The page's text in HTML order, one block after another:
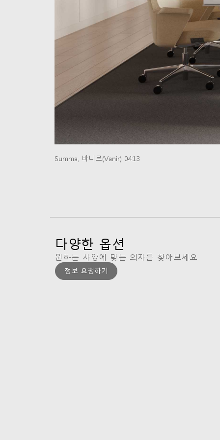
SIGN
비밀
Summa, 바니르(Vanir) 0413
다양한 옵션
원하는 사양에 맞는 의자를 찾아보세요.
정보 요청하기